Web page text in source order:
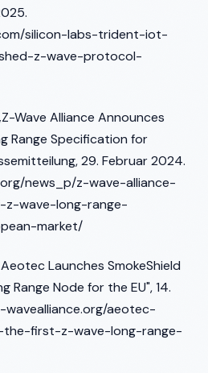
silicon-labs-trident-iot-
z-wave-protocol-
Wave Alliance Announces
Range Specification for
29. Februar 2024.
news_p/z-wave-alliance-
z-wave-long-range-
market/
Launches SmokeShield
Range Node for the EU", 14.
aeotec-
the-first-z-wave-long-range-